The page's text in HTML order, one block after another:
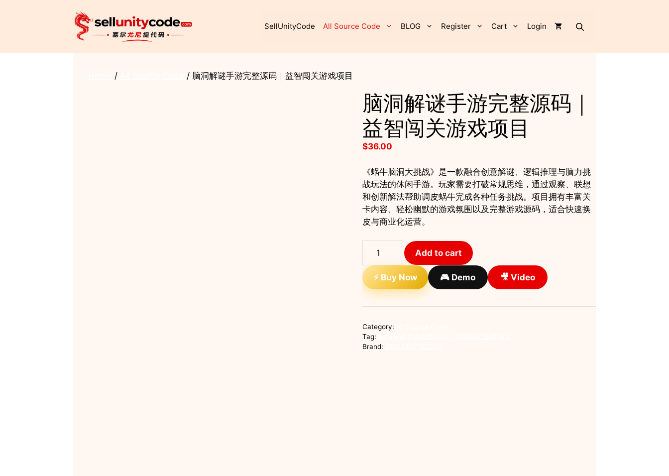
SellUnityCode All Source Code BLOG Register Cart Login
/ / 脑洞解谜手游完整源码｜益智闯关游戏项目
脑洞解谜手游完整源码｜
益智闯关游戏项目
$36.00
《蜗牛脑洞大挑战》是一款融合创意解谜、逻辑推理与脑力挑
战玩法的休闲手游。玩家需要打破常规思维，通过观察、联想
和创新解法帮助调皮蜗牛完成各种任务挑战。项目拥有丰富关
卡内容、轻松幽默的游戏氛围以及完整游戏源码，适合快速换
皮与商业化运营。
解
谜
手
游
整
源
Add to cart
⚡ Buy Now 🎮 Demo 🎥 Video
Category:
Tag:
Brand:
游
益
智
闯
关
游
目
quantity